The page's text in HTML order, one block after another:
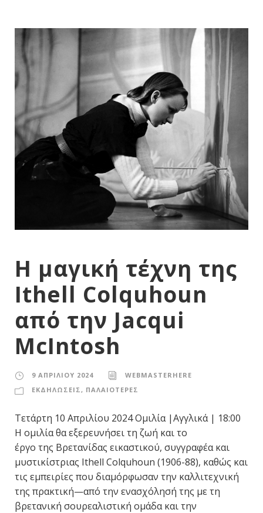
Η μαγική τέχνη της
Ithell Colquhoun
από την Jacqui
McIntosh
9 ΑΠΡΙΛΊΟΥ 2024
WEBMASTERHERE
ΕΚΔΗΛΩΣΕΙΣ , ΠΑΛΑΙΟΤΕΡΕΣ
Τετάρτη 10 Απριλίου 2024 Ομιλία |Αγγλικά | 18:00
Η ομιλία θα εξερευνήσει τη ζωή και το
έργο της Βρετανίδας εικαστικού, συγγραφέα και
μυστικίστριας Ithell Colquhoun (1906-88), καθώς και
τις εμπειρίες που διαμόρφωσαν την καλλιτεχνική
της πρακτική—από την ενασχόλησή της με τη
βρετανική σουρεαλιστική ομάδα και την